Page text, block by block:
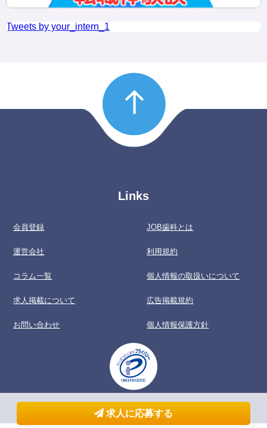
Tweets by your_intern_1
求人に応募する
Links
会員登録
運営会社
コラム一覧
求人掲載について
お問い合わせ
JOB歯科とは
利用規約
個人情報の取扱いについて
広告掲載規約
個人情報保護方針
All Rights Reserved | JOB歯科